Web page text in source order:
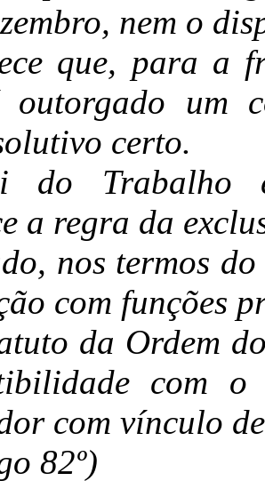
nem o
que, para a
um
certo.
do Trabalho
a regra da
nos termos
com funções
da Ordem
com
com vínculo
82º)